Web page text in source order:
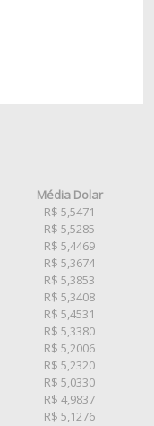
Média Dolar
R$ 5,5471
R$ 5,5285
R$ 5,4469
R$ 5,3674
R$ 5,3853
R$ 5,3408
R$ 5,4531
R$ 5,3380
R$ 5,2006
R$ 5,2320
R$ 5,0330
R$ 4,9837
R$ 5,1276